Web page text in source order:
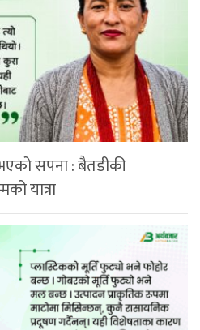
सपना : बैतडीकी
यात्रा